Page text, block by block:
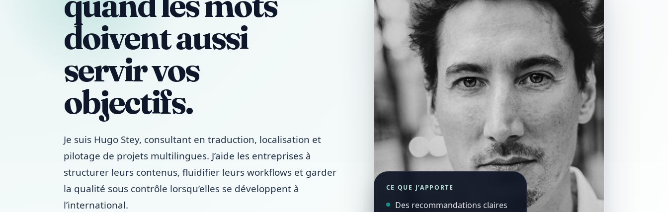
doivent aussi
servir vos
objectifs.
Je suis Hugo Stey, consultant en traduction, localisation et
pilotage de projets multilingues. J’aide les entreprises à
structurer leurs contenus, fluidifier leurs workflows et garder
la qualité sous contrôle lorsqu’elles se développent à
l’international.
CE QUE J’APPORTE
Des recommandations claires